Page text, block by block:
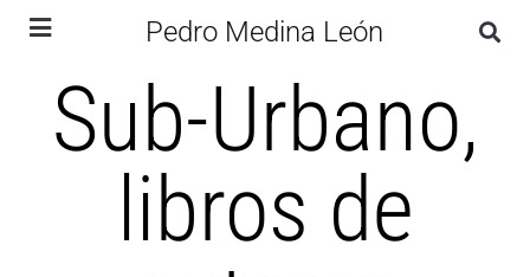
Pedro Medina León
Sub-Urbano,
libros de